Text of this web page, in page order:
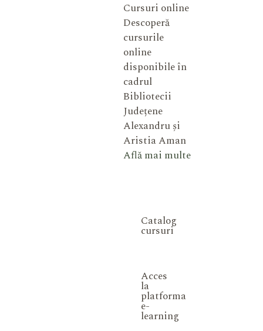
Cursuri online
Descoperă
cursurile
online
disponibile în
cadrul
Bibliotecii
Județene
Alexandru și
Aristia Aman
Află mai multe
Catalog
cursuri
Acces
la
platforma
e-
learning